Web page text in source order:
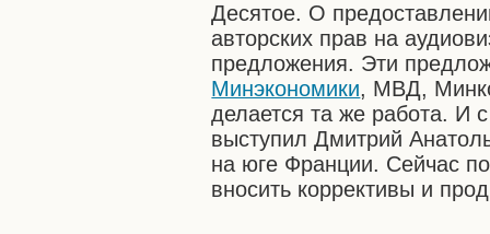
Десятое. О
авторских прав на
предложения. Эти
Минэкономики, МВД,
делается та же работа. И
выступил Дмитрий
на юге Франции. Сейчас
вносить коррективы и